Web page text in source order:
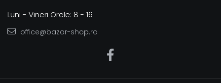
Luni - Vineri Orele: 8 - 16
office@bazar-shop.ro